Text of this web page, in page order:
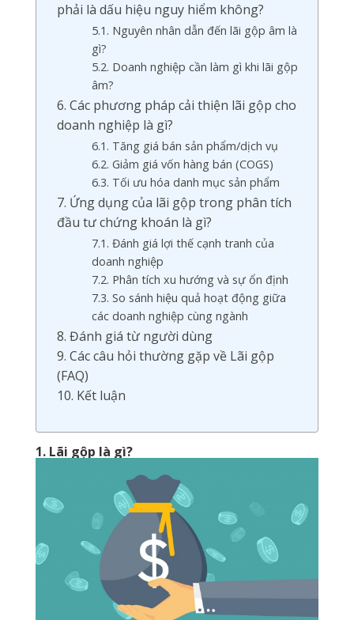
phải là dấu hiệu nguy hiểm không?
5.1. Nguyên nhân dẫn đến lãi gộp âm là
gì?
5.2. Doanh nghiệp cần làm gì khi lãi gộp
âm?
6. Các phương pháp cải thiện lãi gộp cho
doanh nghiệp là gì?
6.1. Tăng giá bán sản phẩm/dịch vụ
6.2. Giảm giá vốn hàng bán (COGS)
6.3. Tối ưu hóa danh mục sản phẩm
7. Ứng dụng của lãi gộp trong phân tích
đầu tư chứng khoán là gì?
7.1. Đánh giá lợi thế cạnh tranh của
doanh nghiệp
7.2. Phân tích xu hướng và sự ổn định
7.3. So sánh hiệu quả hoạt động giữa
các doanh nghiệp cùng ngành
8. Đánh giá từ người dùng
9. Các câu hỏi thường gặp về Lãi gộp
(FAQ)
10. Kết luận
1. Lãi gộp là gì?